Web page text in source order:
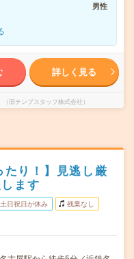
男性
詳しく見る
旧テンプスタッフ株式会社）
り！】見逃し厳
ます
土日祝日が休み 残業なし